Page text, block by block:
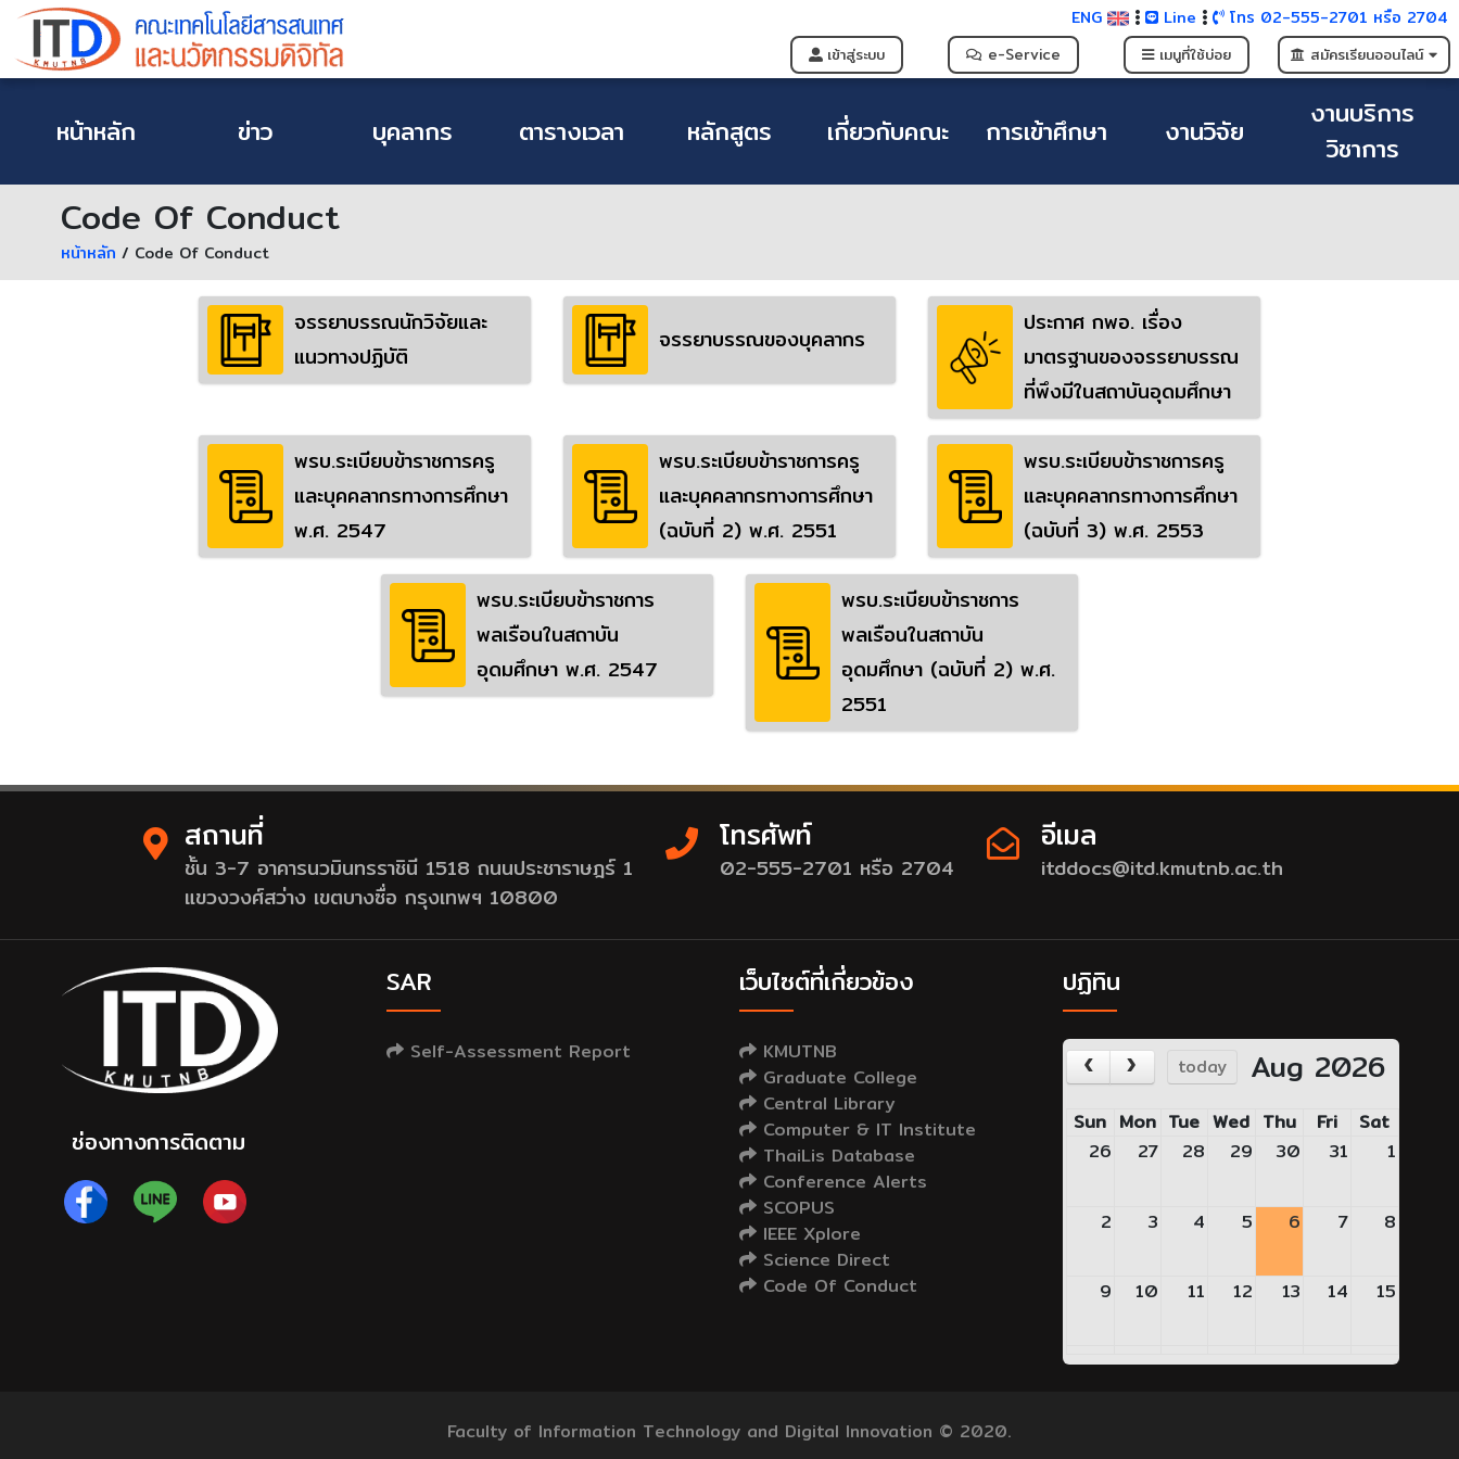
ENG Line โทร 02-555-2701 หรือ 2704
เข้าสู่ระบบ e-Service เมนูที่ใช้บ่อย สมัครเรียนออนไลน์
หน้าหลัก ข่าว บุคลากร ตารางเวลา หลักสูตร เกี่ยวกับคณะ การเข้าศึกษา งานวิจัย
งานบริการ
วิชาการ
Code Of Conduct
หน้าหลัก / Code Of Conduct
จรรยาบรรณนักวิจัยและ
แนวทางปฏิบัติ
จรรยาบรรณของบุคลากร
ประกาศ กพอ. เรื่อง
มาตรฐานของจรรยาบรรณ
ที่พึงมีในสถาบันอุดมศึกษา
พรบ.ระเบียบข้าราชการครู
และบุคคลากรทางการศึกษา
พ.ศ. 2547
พรบ.ระเบียบข้าราชการครู
และบุคคลากรทางการศึกษา
(ฉบับที่ 2) พ.ศ. 2551
พรบ.ระเบียบข้าราชการครู
และบุคคลากรทางการศึกษา
(ฉบับที่ 3) พ.ศ. 2553
พรบ.ระเบียบข้าราชการ
พลเรือนในสถาบัน
อุดมศึกษา พ.ศ. 2547
พรบ.ระเบียบข้าราชการ
พลเรือนในสถาบัน
อุดมศึกษา (ฉบับที่ 2) พ.ศ.
2551
สถานที่
ชั้น 3-7 อาคารนวมินทรราชินี 1518 ถนนประชาราษฎร์ 1
แขวงวงศ์สว่าง เขตบางซื่อ กรุงเทพฯ 10800
โทรศัพท์
02-555-2701 หรือ 2704
อีเมล
itddocs@itd.kmutnb.ac.th
ช่องทางการติดตาม
SAR
Self-Assessment Report
เว็บไซต์ที่เกี่ยวข้อง
KMUTNB
Graduate College
Central Library
Computer & IT Institute
ThaiLis Database
Conference Alerts
SCOPUS
IEEE Xplore
Science Direct
Code Of Conduct
ปฏิทิน
today Aug 2026
Sun Mon Tue Wed Thu Fri
Sat
26
27 28 29 30 31 1
2 3 4 5 6 7 8
9 10 11 12 13 14 15
16 17 18 19 20 21 22
Faculty of Information Technology and Digital Innovation © 2020.